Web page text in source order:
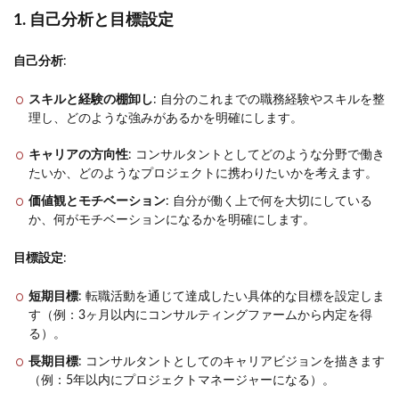
1. 自己分析と目標設定
自己分析:
スキルと経験の棚卸し: 自分のこれまでの職務経験やスキルを整
理し、どのような強みがあるかを明確にします。
キャリアの方向性: コンサルタントとしてどのような分野で働き
たいか、どのようなプロジェクトに携わりたいかを考えます。
価値観とモチベーション: 自分が働く上で何を大切にしている
か、何がモチベーションになるかを明確にします。
目標設定:
短期目標: 転職活動を通じて達成したい具体的な目標を設定しま
す（例：3ヶ月以内にコンサルティングファームから内定を得
る）。
長期目標: コンサルタントとしてのキャリアビジョンを描きます
（例：5年以内にプロジェクトマネージャーになる）。